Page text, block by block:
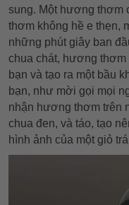
sung. Một hương thơm
thơm không hề e thẹn,
những phút giây ban
chua chát, hương
bạn và tạo ra một bầu
bạn, như mời gọi mọi
nhận hương thơm trên
chua đen, và táo, tạo
hình ảnh của một giỏ